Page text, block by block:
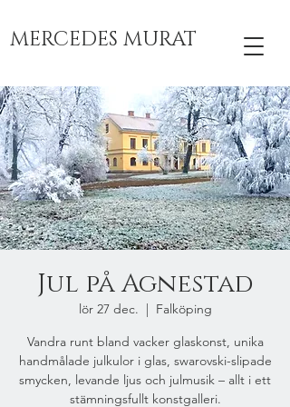
MERCEDES MURAT
Jul på Agnestad
lör 27 dec.
  |
Falköping
Vandra runt bland vacker glaskonst, unika
handmålade julkulor i glas, swarovski-slipade
smycken, levande ljus och julmusik – allt i ett
stämningsfullt konstgalleri.